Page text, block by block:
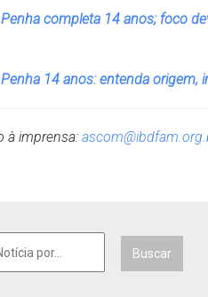
completa 14 anos; foco
14 anos: entenda
à imprensa:
Buscar